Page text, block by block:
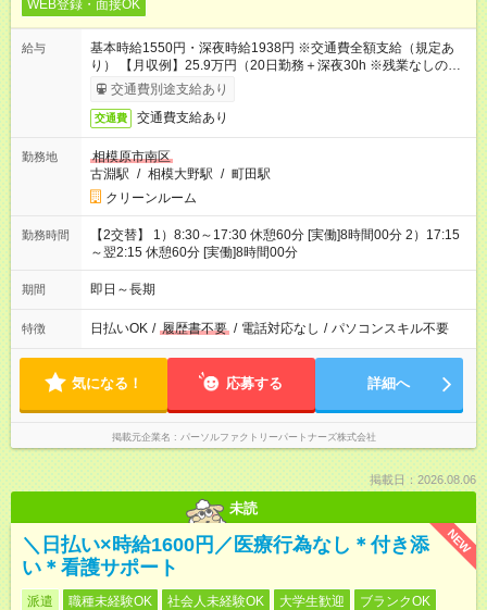
WEB登録・面接OK
給与
基本時給1550円・深夜時給1938円 ※交通費全額支給（規定あ
り） 【月収例】25.9万円（20日勤務＋深夜30h ※残業なしの場
合）交通費別途支給あり
交通費 交通費支給あり
勤務地
相模原市南区
古淵駅 / 相模大野駅 / 町田駅
クリーンルーム
勤務時間
【2交替】 1）8:30～17:30 休憩60分 [実働]8時間00分 2）17:15
～翌2:15 休憩60分 [実働]8時間00分
期間 即日～長期
特徴 日払いOK / 履歴書不要 / 電話対応なし / パソコンスキル不要
気になる！ 応募する 詳細へ
掲載元企業名 パーソルファクトリーパートナーズ株式会社
掲載日：2026.08.06
未読
NEW
＼日払い×時給1600円／医療行為なし＊付き添
い＊看護サポート
派遣 職種未経験OK 社会人未経験OK 大学生歓迎
ブランクOK